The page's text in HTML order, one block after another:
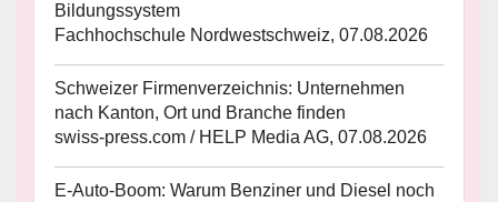
Bildungssystem
Fachhochschule Nordwestschweiz, 07.08.2026
Schweizer Firmenverzeichnis: Unternehmen
nach Kanton, Ort und Branche finden
swiss-press.com / HELP Media AG, 07.08.2026
E-Auto-Boom: Warum Benziner und Diesel noch